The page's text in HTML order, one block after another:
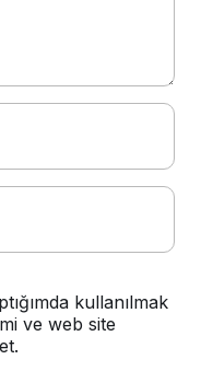
kullanılmak
ve web site